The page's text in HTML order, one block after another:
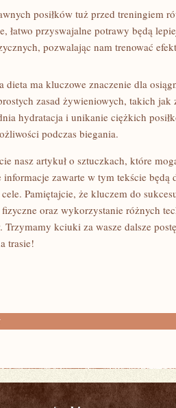
posiłków tuż ​przed treningiem
łatwo przyswajalne potrawy⁤ będą
pozwalając nam trenować
dieta ma kluczowe znaczenie dla
zasad żywieniowych, takich jak
hydratacja i ‌unikanie ciężkich
podczas biegania.
nasz artykuł o sztuczkach, które
zawarte w tym tekście będą‌
Pamiętajcie, ‍że kluczem do
​oraz wykorzystanie⁢ różnych
kciuki za wasze dalsze
trasie!